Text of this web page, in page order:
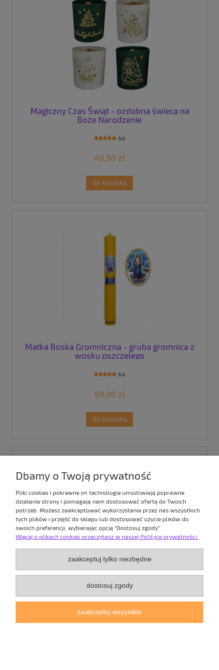
Magiczny Czas Świąt - ozdobna świeca na
Boże Narodzenie
5.0
49,90 zł
do koszyka
Matka Boska Gromniczna - gruba gromnica z
wosku pszczelego
5.0
99,00 zł
do koszyka
Nastrojowe Święta - zestaw dwóch świec z
wosku pszczelego
5.0
Dbamy o Twoją prywatność
Pliki cookies i pokrewne im technologie umożliwiają poprawne
działanie strony i pomagają nam dostosować ofertę do Twoich
potrzeb. Możesz zaakceptować wykorzystanie przez nas wszystkich
tych plików i przejść do sklepu lub dostosować użycie plików do
swoich preferencji, wybierając opcję "Dostosuj zgody".
Więcej o plikach cookies przeczytasz w naszej Polityce prywatności.
zaakceptuj tylko niezbędne
dostosuj zgody
zaakceptuj wszystkie